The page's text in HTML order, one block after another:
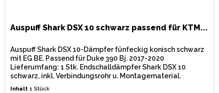
Auspuff Shark DSX 10 schwarz passend für KTM...
Auspuff Shark DSX 10-Dämpfer fünfeckig konisch schwarz
mit EG BE. Passend für Duke 390 Bj. 2017-2020
Lieferumfang: 1 Stk. Endschalldämpfer Shark DSX 10
schwarz, inkl. Verbindungsrohr u. Montagematerial.
Zulassung: EG / BE...
Inhalt1 Stück